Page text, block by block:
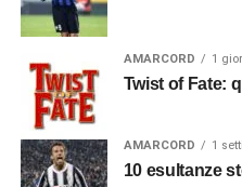
AMARCORD 1
Twist of Fate:
AMARCORD 1
10 esultanze